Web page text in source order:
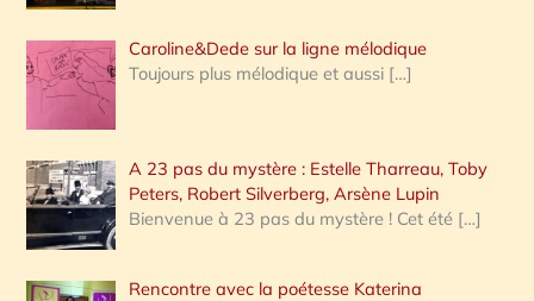
Caroline&Dede sur la ligne mélodique
Toujours plus mélodique et aussi […]
A 23 pas du mystère : Estelle Tharreau, Toby
Peters, Robert Silverberg, Arsène Lupin
Bienvenue à 23 pas du mystère ! Cet été […]
Rencontre avec la poétesse Katerina